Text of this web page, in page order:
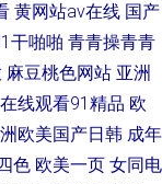
黄网站av在线 国产
干啪啪 青青操青青
麻豆桃色网站 亚洲
在线观看91精品 欧
欧美国产日韩 成年
色 欧美一页 女同电